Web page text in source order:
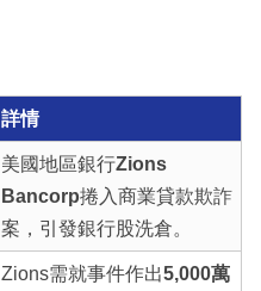
詳情
美國地區銀行Zions
Bancorp捲入商業貸款欺詐
案，引發銀行股洗倉。
Zions需就事件作出5,000萬